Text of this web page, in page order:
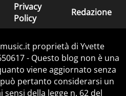
Privacy
Policy
Redazione
proprietà di Yvette
- Questo blog non è una
viene aggiornato senza
pertanto considerarsi un
della legge n. 62 del